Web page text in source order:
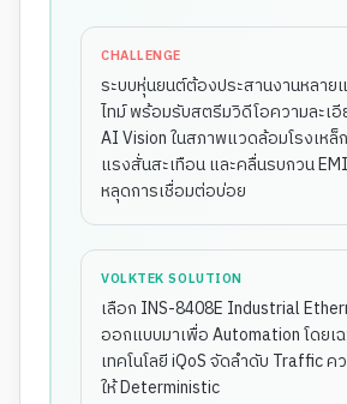
CHALLENGE
ระบบหุ่นยนต์ต้องประสานงานหลาย
ไทม์ พร้อมรับสตรีมวิดีโอความละเ
AI Vision ในสภาพแวดล้อมโรงเห
แรงสั่นสะเทือน และคลื่นรบกวน
หลุดการเชื่อมต่อบ่อย
VOLKTEK SOLUTION
เลือก INS-8408E Industrial
ออกแบบมาเพื่อ Automation โดยเ
เทคโนโลยี iQoS จัดลำดับ Traffic
ให้ Deterministic